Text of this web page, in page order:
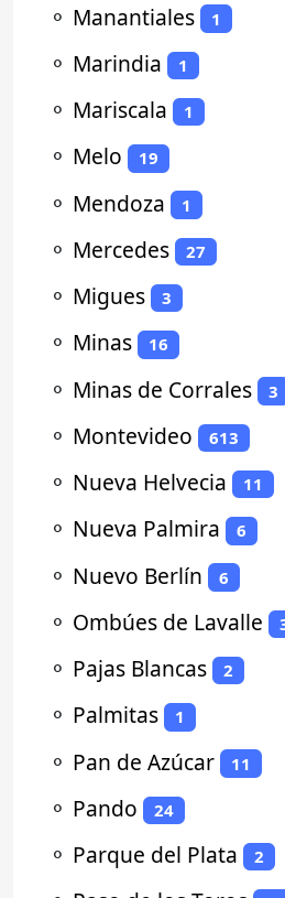
⚬ Manantiales 1
⚬ Marindia 1
⚬ Mariscala 1
⚬ Melo 19
⚬ Mendoza 1
⚬ Mercedes 27
⚬ Migues 3
⚬ Minas 16
⚬ Minas de Corrales 3
⚬ Montevideo 613
⚬ Nueva Helvecia 11
⚬ Nueva Palmira 6
⚬ Nuevo Berlín 6
⚬ Ombúes de Lavalle
⚬ Pajas Blancas 2
⚬ Palmitas 1
⚬ Pan de Azúcar 11
⚬ Pando 24
⚬ Parque del Plata 2